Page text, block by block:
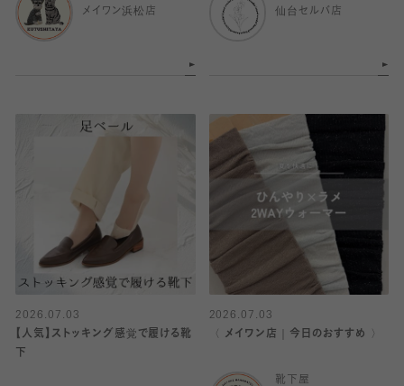
メイワン浜松店
仙台セルバ店
2026.07.03
【人気】ストッキング感覚で履ける靴
下
2026.07.03
〈 メイワン店｜今日のおすすめ 〉
靴下屋